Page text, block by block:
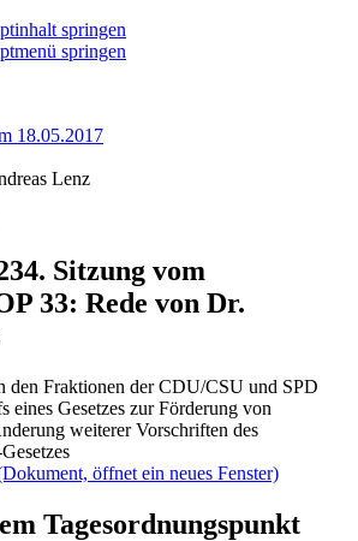
springen
springen
18.05.2017
Lenz
Sitzung vom
33: Rede von Dr.
den Fraktionen der CDU/CSU und SPD
eines Gesetzes zur Förderung von
weiterer Vorschriften des
öffnet ein neues Fenster)
Tagesordnungspunkt